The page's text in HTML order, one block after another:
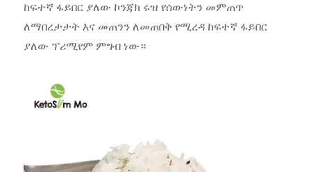
ከፍተኛ ፋይበር ያለው ኮንጃክ ሩዝ የሰውነትን መምጠጥ
ለማበረታታት እና መጠንን ለመጠበቅ የሚረዳ ከፍተኛ ፋይበር
ያለው ፕሪሚየም ምግብ ነው።